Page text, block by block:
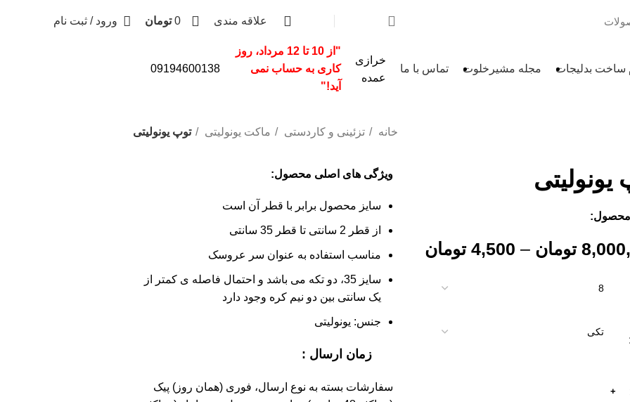
علاقه مندی 0 تومان ورود / ثبت نام
ساخت بدلیجات مجله مشیرخلوت تماس با ما
خرازی
عمده
"از 10 تا 12 مرداد، روز
کاری به حساب نمی
آید!"
09194600138
خانه تزئینی و کاردستی ماکت یونولیتی توپ یونولیتی
یونولیتی
تومان –
4,500 تومان
ویژگی های اصلی محصول:
سایز محصول برابر با قطر آن است
از قطر 2 سانتی تا قطر 35 سانتی
مناسب استفاده به عنوان سر عروسک
سایز 35، دو تکه می باشد و احتمال فاصله ی کمتر از
یک سانتی بین دو نیم کره وجود دارد
جنس: یونولیتی
زمان ارسال :
سفارشات بسته به نوع ارسال، فوری (همان روز) پیک